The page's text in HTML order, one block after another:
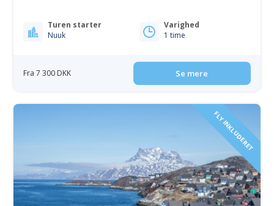
Turen starter
Nuuk
Varighed
1 time
Fra 7 300 DKK Se mere
FLY INKLUDERET